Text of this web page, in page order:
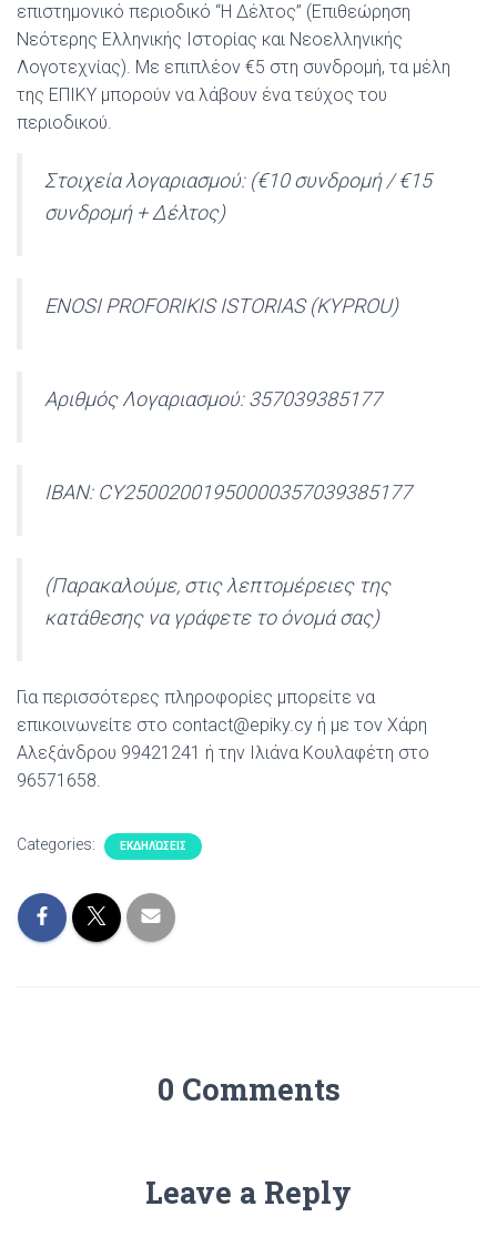
επιστημονικό περιοδικό “Η Δέλτος” (Επιθεώρηση
Νεότερης Ελληνικής Ιστορίας και Νεοελληνικής
Λογοτεχνίας). Με επιπλέον €5 στη συνδρομή, τα μέλη
της ΕΠΙΚΥ μπορούν να λάβουν ένα τεύχος του
περιοδικού.
Στοιχεία λογαριασμού: (€10 συνδρομή / €15
συνδρομή + Δέλτος)
ENOSI PROFORIKIS ISTORIAS (KYPROU)
Αριθμός Λογαριασμού: 357039385177
IBAN: CY25002001950000357039385177
(Παρακαλούμε, στις λεπτομέρειες της
κατάθεσης να γράφετε το όνομά σας)
Για περισσότερες πληροφορίες μπορείτε να
επικοινωνείτε στο contact@epiky.cy ή με τον Χάρη
Αλεξάνδρου 99421241 ή την Ιλιάνα Κουλαφέτη στο
96571658.
Categories: ΕΚΔΗΛΏΣΕΙΣ
0 Comments
Leave a Reply